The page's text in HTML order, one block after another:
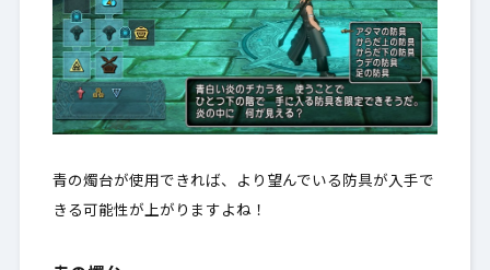
青の燭台が使用できれば、より望んでいる防具が入手で
きる可能性が上がりますよね！